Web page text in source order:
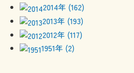
2014年 (162)
2013年 (193)
2012年 (117)
1951年 (2)